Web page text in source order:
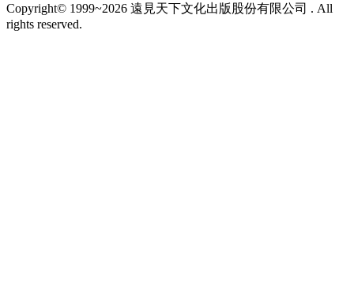
Copyright© 1999~2026 遠見天下文化出版股份有限公司 . All
rights reserved.